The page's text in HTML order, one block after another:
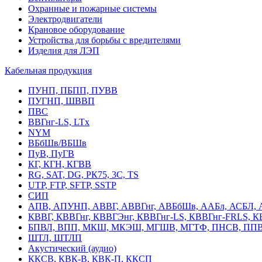
Охранные и пожарные системы
Электродвигатели
Крановое оборудование
Устройства для борьбы с вредителями
Изделия для ЛЭП
Кабельная продукция
ПУНП, ПБПП, ПУВВ
ПУГНП, ШВВП
ПВС
ВВГнг-LS, LTx
NYM
ВБбШв/ВБШв
ПуВ, ПуГВ
КГ, КГН, КГВВ
RG, SAT, DG, РК75, 3С, TS
UTP, FTP, SFTP, SSTP
СИП
АПВ, АПУНП, АВВГ, АВВГнг, АВБбШв, ААБл, АСБЛ,
КВВГ, КВВГнг, КВВГЭнг, КВВГнг-LS, КВВГнг-FRLS,
БПВЛ, ВПП, МКШ, МКЭШ, МГШВ, МГТФ, ПНСВ,
ШТЛ, ШТЛП
Акустический (аудио)
ККСВ, КВК-В, КВК-П, ККСП